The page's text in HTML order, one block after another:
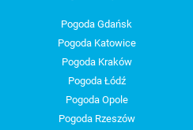
Pogoda Gdańsk
Pogoda Katowice
Pogoda Kraków
Pogoda Łódź
Pogoda Opole
Pogoda Rzeszów